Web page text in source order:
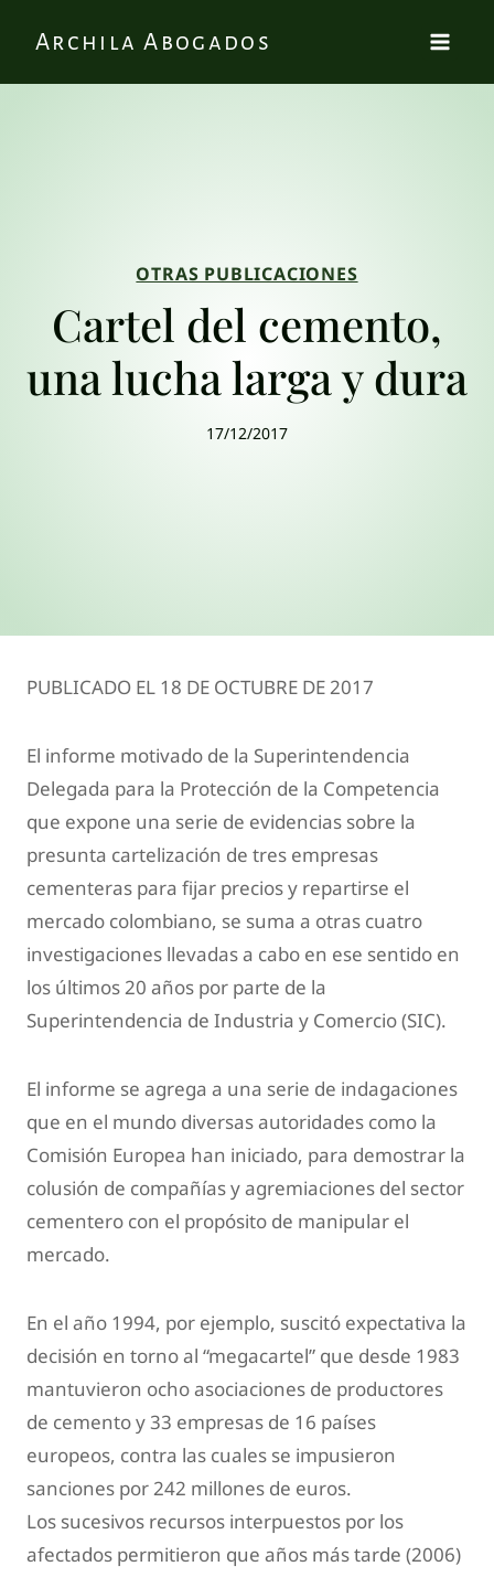
Archila Abogados
OTRAS PUBLICACIONES
Cartel del cemento,
una lucha larga y dura
17/12/2017
PUBLICADO EL 18 DE OCTUBRE DE 2017
El informe motivado de la Superintendencia
Delegada para la Protección de la Competencia
que expone una serie de evidencias sobre la
presunta cartelización de tres empresas
cementeras para fijar precios y repartirse el
mercado colombiano, se suma a otras cuatro
investigaciones llevadas a cabo en ese sentido en
los últimos 20 años por parte de la
Superintendencia de Industria y Comercio (SIC).
El informe se agrega a una serie de indagaciones
que en el mundo diversas autoridades como la
Comisión Europea han iniciado, para demostrar la
colusión de compañías y agremiaciones del sector
cementero con el propósito de manipular el
mercado.
En el año 1994, por ejemplo, suscitó expectativa la
decisión en torno al “megacartel” que desde 1983
mantuvieron ocho asociaciones de productores
de cemento y 33 empresas de 16 países
europeos, contra las cuales se impusieron
sanciones por 242 millones de euros.
Los sucesivos recursos interpuestos por los
afectados permitieron que años más tarde (2006)